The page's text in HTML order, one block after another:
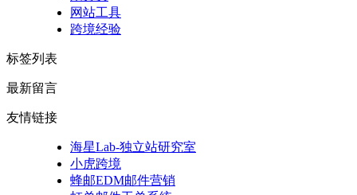
网站工具
跨境经验
标签列表
最新留言
友情链接
海星Lab-独立站研究室
小虎跨境
蜂邮EDM邮件营销